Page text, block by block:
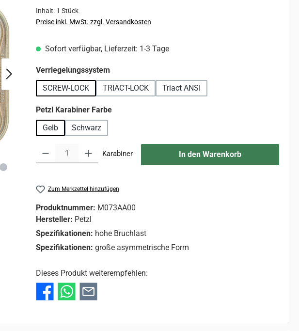
Inhalt: 1 Stück
Preise inkl. MwSt. zzgl. Versandkosten
Sofort verfügbar, Lieferzeit: 1-3 Tage
Verriegelungssystemauswählen
SCREW-LOCK
TRIACT-LOCK Triact ANSI
Petzl Karabiner Farbeauswählen
Gelb
Schwarz
Produkt Anzahl: Gib den gewünschten Wert ein oder benutze die Schaltflächen um die
Karabiner In den Warenkorb
Zum Merkzettel hinzufügen
Produktnummer: M073AA00
Hersteller: Petzl
Spezifikationen: hohe Bruchlast
Spezifikationen: große asymmetrische Form
Dieses Produkt weiterempfehlen: